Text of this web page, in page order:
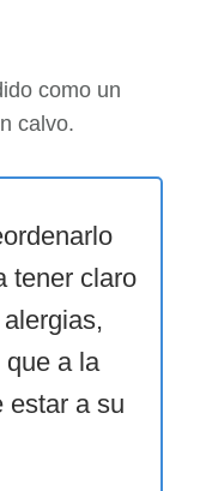
como un
calvo.
tener claro
que a la
estar a su